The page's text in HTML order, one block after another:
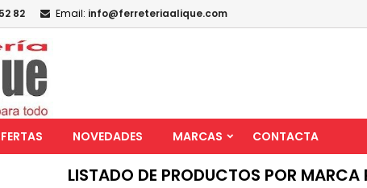
82 Email: info@ferreteriaalique.com
NOVEDADES MARCAS CONTACTA
LISTADO DE PRODUCTOS POR